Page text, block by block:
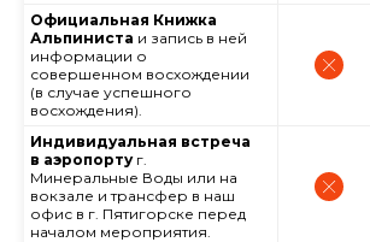
Официальная Книжка
Альпиниста и запись в ней
информации о
совершенном восхождении
(в случае успешного
восхождения).
Индивидуальная встреча
в аэропорту г.
Минеральные Воды или на
вокзале и трансфер в наш
офис в г. Пятигорске перед
началом мероприятия.